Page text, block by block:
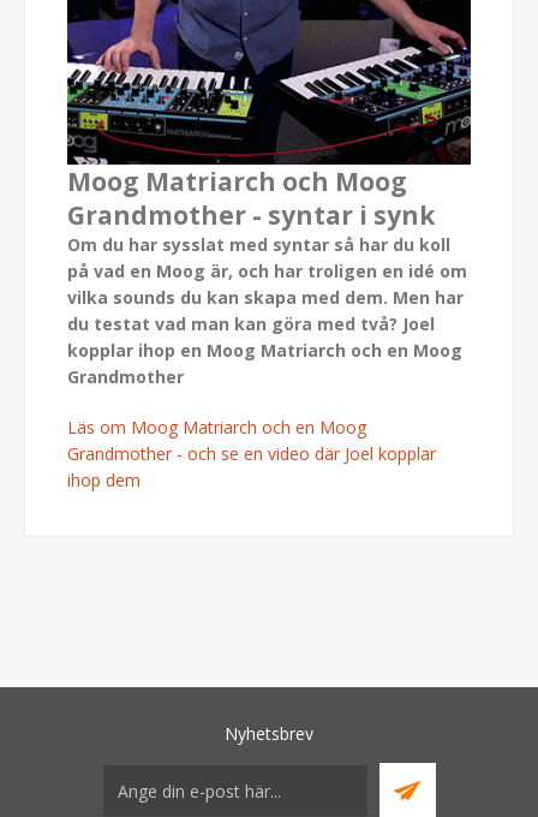
Moog Matriarch och Moog
Grandmother - syntar i synk
Om du har sysslat med syntar så har du koll
på vad en Moog är, och har troligen en idé om
vilka sounds du kan skapa med dem. Men har
du testat vad man kan göra med två? Joel
kopplar ihop en Moog Matriarch och en Moog
Grandmother
Läs om Moog Matriarch och en Moog
Grandmother - och se en video där Joel kopplar
ihop dem
Nyhetsbrev